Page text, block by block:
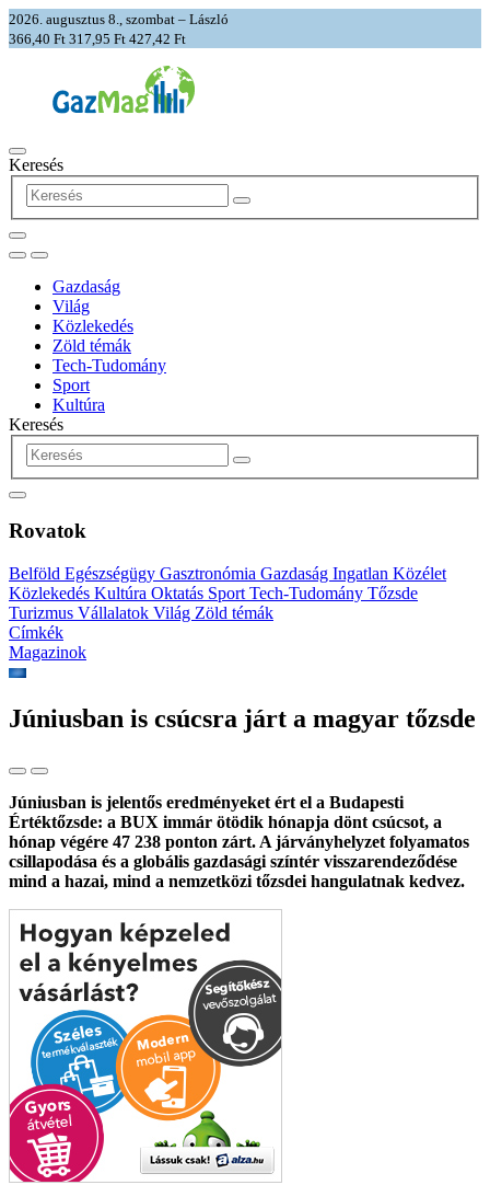
2026. augusztus 8., szombat – László
366,40 Ft 317,95 Ft 427,42 Ft
Keresés
Gazdaság
Világ
Közlekedés
Zöld témák
Tech-Tudomány
Sport
Kultúra
Keresés
Rovatok
Belföld Egészségügy Gasztronómia Gazdaság Ingatlan Közélet
Közlekedés Kultúra Oktatás Sport Tech-Tudomány Tőzsde
Turizmus Vállalatok Világ Zöld témák
Címkék
Magazinok
Júniusban is csúcsra járt a magyar tőzsde
Júniusban is jelentős eredményeket ért el a Budapesti
Értéktőzsde: a BUX immár ötödik hónapja dönt csúcsot, a
hónap végére 47 238 ponton zárt. A járványhelyzet folyamatos
csillapodása és a globális gazdasági színtér visszarendeződése
mind a hazai, mind a nemzetközi tőzsdei hangulatnak kedvez.